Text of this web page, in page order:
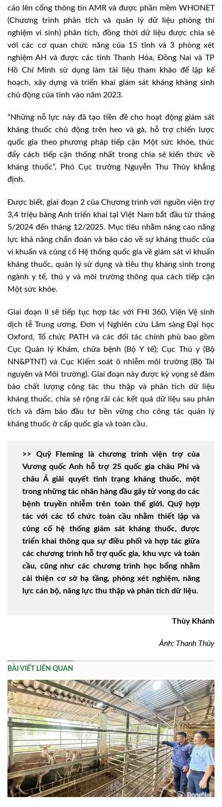
cáo lên cổng thông tin AMR và được phần mềm WHONET
(Chương trình phân tích và quản lý dữ liệu phòng thí
nghiệm vi sinh) phân tích, đồng thời dữ liệu được chia sẻ
với các cơ quan chức năng của 15 tỉnh và 3 phòng xét
nghiệm AH và được các tỉnh Thanh Hóa, Đồng Nai và TP
Hồ Chí Minh sử dụng làm tài liệu tham khảo để lập kế
hoạch, xây dựng và triển khai giám sát kháng kháng sinh
chủ động của tỉnh vào năm 2023.
“Những nỗ lực này đã tạo tiền đề cho hoạt động giám sát
kháng thuốc chủ động trên heo và gà, hỗ trợ chiến lược
quốc gia theo phương pháp tiếp cận Một sức khỏe, thúc
đẩy cách tiếp cận thống nhất trong chia sẻ kiến thức về
kháng thuốc”, Phó Cục trưởng Nguyễn Thu Thủy khẳng
định.
Được biết, giai đoạn 2 của Chương trình với nguồn viện trợ
3,4 triệu bảng Anh triển khai tại Việt Nam bắt đầu từ tháng
5/2024 đến tháng 12/2025. Mục tiêu nhằm nâng cao năng
lực khả năng chẩn đoán và báo cáo về sự kháng thuốc của
vi khuẩn và củng cố Hệ thống quốc gia về giám sát vi khuẩn
kháng thuốc, quản lý sử dụng và tiêu thụ kháng sinh trong
ngành y tế, thú y và môi trường thông qua cách tiếp cận
Một sức khỏe.
Giai đoạn II sẽ tiếp tục hợp tác với FHI 360, Viện Vệ sinh
dịch tễ Trung ương, Đơn vị Nghiên cứu Lâm sàng Đại học
Oxford, Tổ chức PATH và các đối tác chính phủ bao gồm
Cục Quản lý Khám, chữa bệnh (Bộ Y tế); Cục Thú y (Bộ
NN&PTNT) và Cục Kiểm soát ô nhiễm môi trường (Bộ Tài
nguyên và Môi trường). Giai đoạn này được kỳ vọng sẽ đảm
bảo chất lượng công tác thu thập và phân tích dữ liệu
kháng thuốc, chia sẻ rộng rãi các kết quả dữ liệu sau phân
tích và đảm bảo đầu tư bền vững cho công tác quản lý
kháng thuốc ở cấp quốc gia và toàn cầu.
>> Quỹ Fleming là chương trình viện trợ của
Vương quốc Anh hỗ trợ 25 quốc gia châu Phi và
châu Á giải quyết tình trạng kháng thuốc, một
trong những tác nhân hàng đầu gây tử vong do các
bệnh truyền nhiễm trên toàn thế giới. Quỹ hợp
tác với các tổ chức toàn cầu nhằm thiết lập và
củng cố hệ thống giám sát kháng thuốc, được
triển khai thông qua sự điều phối và hợp tác giữa
các chương trình hỗ trợ quốc gia, khu vực và toàn
cầu, cũng như các chương trình học bổng nhằm
cải thiện cơ sở hạ tầng, phòng xét nghiệm, năng
lực cán bộ, năng lực thu thập và phân tích dữ liệu.
Thùy Khánh
Ảnh: Thanh Thủy
BÀI VIẾT LIÊN QUAN